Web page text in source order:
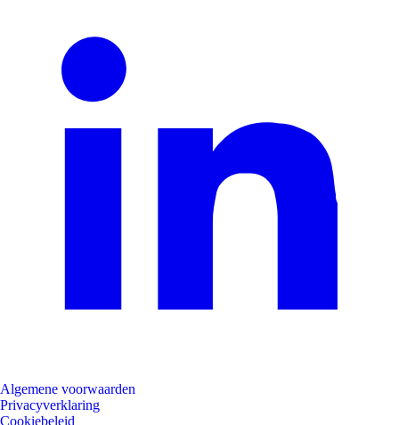
Algemene voorwaarden
Privacyverklaring
Cookiebeleid